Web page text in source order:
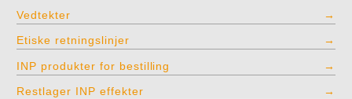
Vedtekter
Etiske retningslinjer
INP produkter for bestilling
Restlager INP effekter